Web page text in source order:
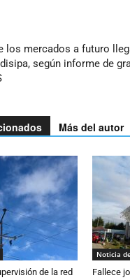
los mercados a futuro
según informe de
Más del autor
de la red
Noticia
Fallece